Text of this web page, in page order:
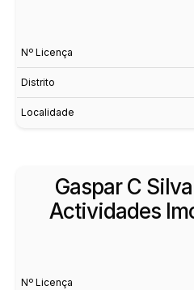
Nº Licença
Distrito
Localidade
Gaspar C
Actividades
Nº Licença